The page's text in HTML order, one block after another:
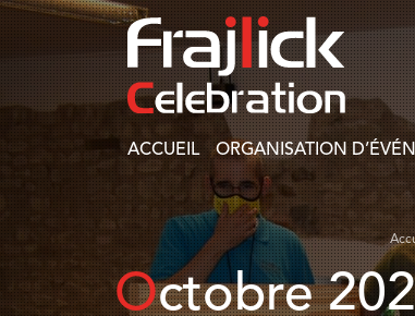
ACCUEIL ORGANISATION
Octobre 2021 – Organisation d’un séminaire et d’un